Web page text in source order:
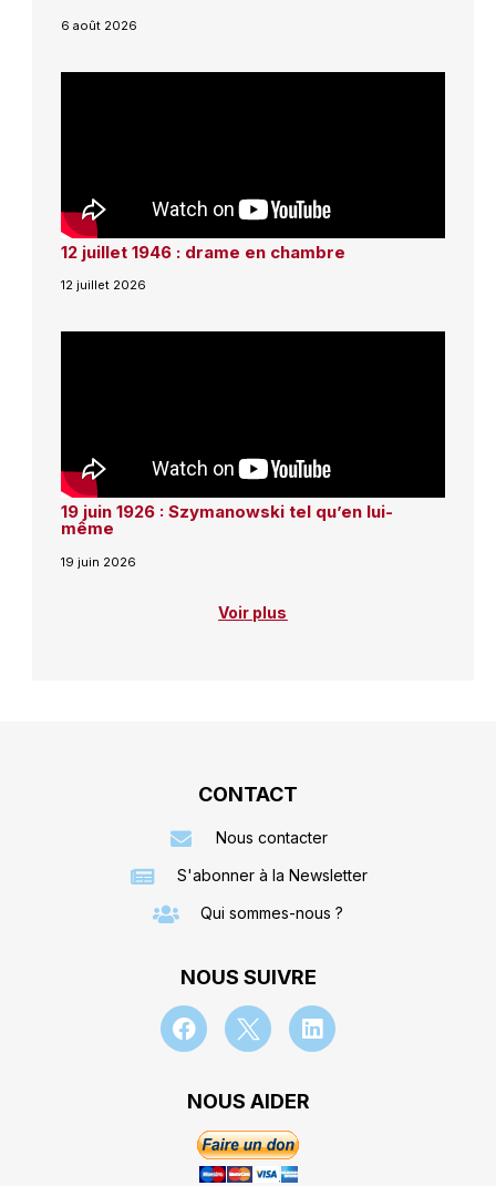
6 août 2026
12 juillet 1946 : drame en chambre
12 juillet 2026
19 juin 1926 : Szymanowski tel qu’en lui-
même
19 juin 2026
Voir plus
CONTACT
Nous contacter
S'abonner à la Newsletter
Qui sommes-nous ?
NOUS SUIVRE
NOUS AIDER